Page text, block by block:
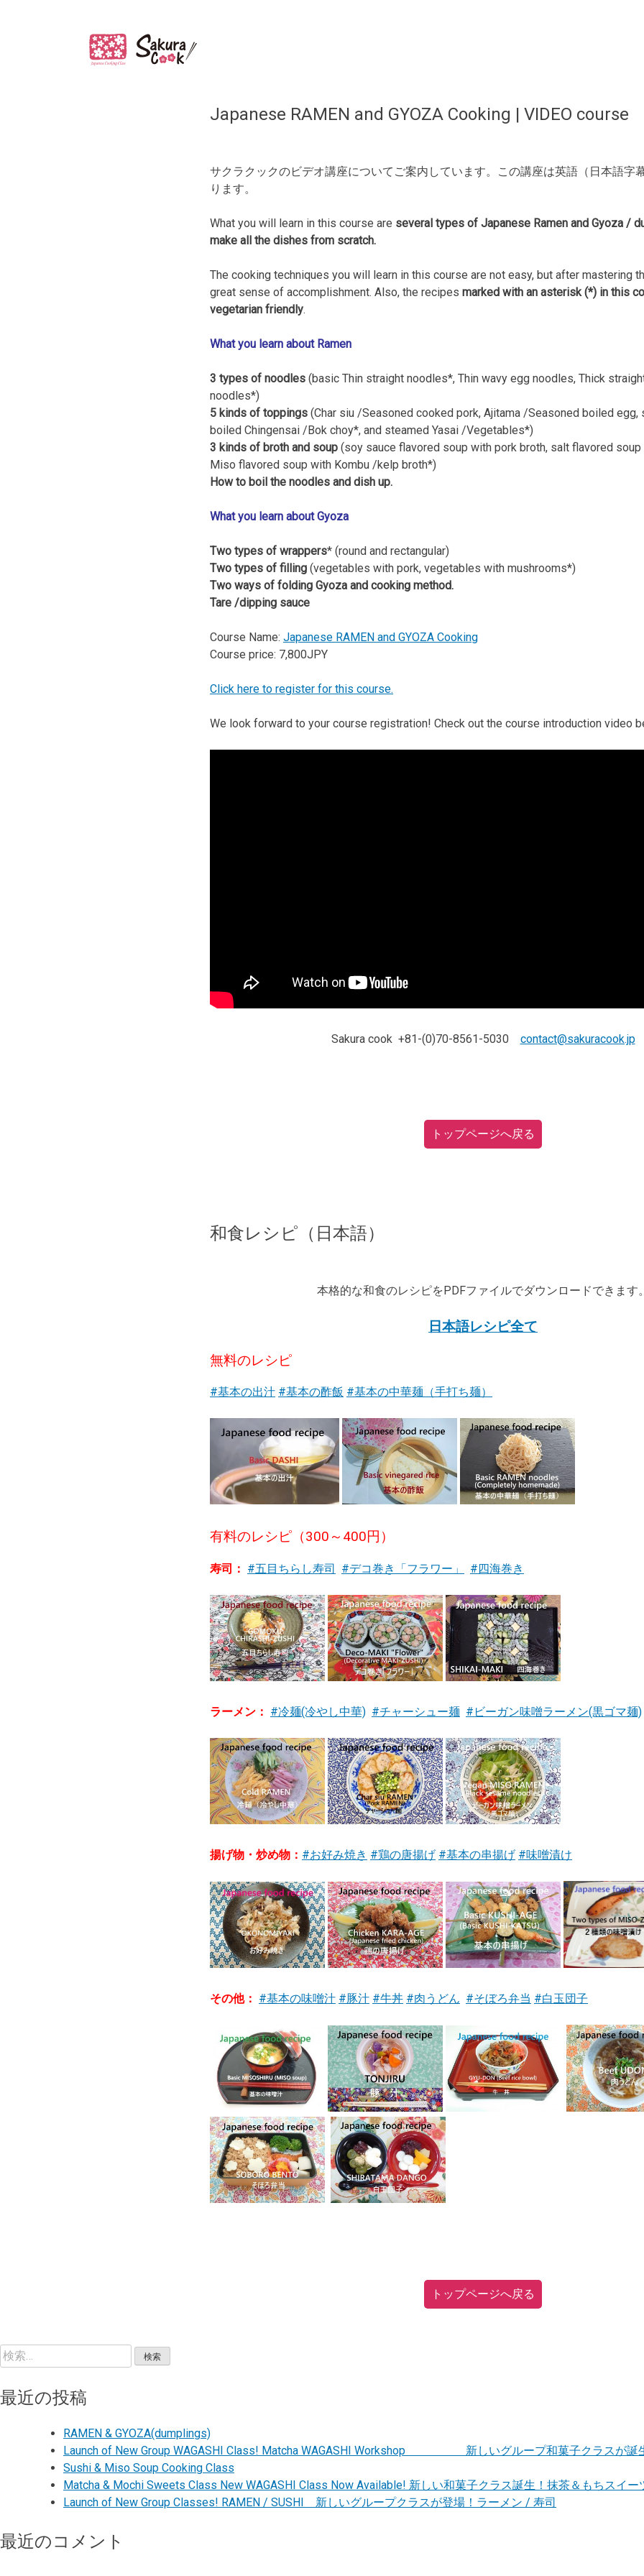
レシピ
Japanese RAMEN and GYOZA Cooking | VIDEO course
サクラクックのビデオ講座についてご案内しています。この講座は英語（日本語字
ります。
What you will learn in this course are several types of Japanese Ramen and Gyoza /
make all the dishes from scratch.
The cooking techniques you will learn in this course are not easy, but after mastering
great sense of accomplishment. Also, the recipes marked with an asterisk (*) in this
vegetarian friendly.
What you learn about Ramen
3 types of noodles (basic Thin straight noodles*, Thin wavy egg noodles, Thick
noodles*)
5 kinds of toppings (Char siu /Seasoned cooked pork, Ajitama /Seasoned boiled egg,
boiled Chingensai /Bok choy*, and steamed Yasai /Vegetables*)
3 kinds of broth and soup (soy sauce flavored soup with pork broth, salt flavored
Miso flavored soup with Kombu /kelp broth*)
How to boil the noodles and dish up.
What you learn about Gyoza
Two types of wrappers* (round and rectangular)
Two types of filling (vegetables with pork, vegetables with mushrooms*)
Two ways of folding Gyoza and cooking method.
Tare /dipping sauce
Course Name: Japanese RAMEN and GYOZA Cooking
Course price: 7,800JPY
Click here to register for this course.
We look forward to your course registration! Check out the course introduction video
Sakura cook +81-(0)70-8561-5030 contact@sakuracook.jp
トップページへ戻る
和食レシピ（日本語）
本格的な和食のレシピをPDFファイルでダウンロードできます。
日本語レシピ全て
無料のレシピ
#基本の出汁 #基本の酢飯 #基本の中華麺（手打ち麺）
有料のレシピ（300～400円）
寿司： #五目ちらし寿司 #デコ巻き「フラワー」 #四海巻き
ラーメン： #冷麺(冷やし中華) #チャーシュー麺 #ビーガン味噌ラーメン(黒ゴマ麺)
揚げ物・炒め物： #お好み焼き #鶏の唐揚げ #基本の串揚げ #味噌漬け
その他： #基本の味噌汁 #豚汁 #牛丼 #肉うどん #そぼろ弁当 #白玉団子
トップページへ戻る
検
索:
最近の投稿
RAMEN & GYOZA(dumplings)
Launch of New Group WAGASHI Class! Matcha WAGASHI Workshop 新しいグループ和菓子クラスが誕
Sushi & Miso Soup Cooking Class
Matcha & Mochi Sweets Class New WAGASHI Class Now Available! 新しい和菓子クラス誕生！抹茶＆もちスイー
Launch of New Group Classes! RAMEN / SUSHI 新しいグループクラスが登場！ラーメン / 寿司
最近のコメント